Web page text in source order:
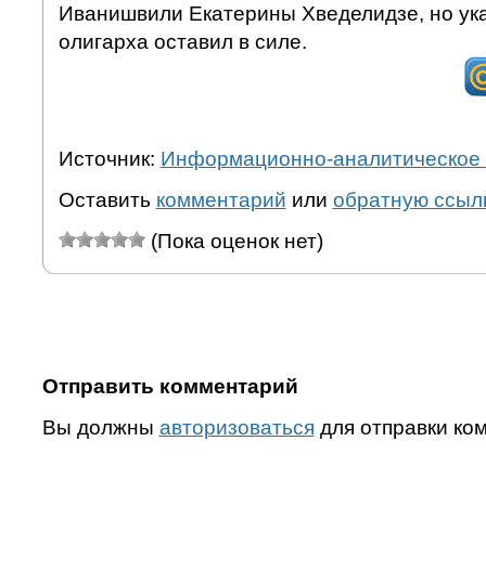
Иванишвили Екатерины Хведелидзе, но
олигарха оставил в силе.
Источник: Информационно-аналитическое
Оставить комментарий или обратную
(Пока оценок нет)
Отправить комментарий
Вы должны авторизоваться для отправки